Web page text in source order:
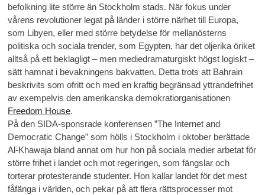
befolkning lite större än Stockholm stads. När fokus under
vårens revolutioner legat på länder i större närhet till Europa,
som Libyen, eller med större betydelse för mellanösterns
politiska och sociala trender, som Egypten, har det oljerika öriket
alltså på ett beklagligt – men mediedramaturgiskt högst logiskt –
sätt hamnat i bevakningens bakvatten. Detta trots att Bahrain
beskrivits som ofritt och med en kraftig begränsad yttrandefrihet
av exempelvis den amerikanska demokratiorganisationen
Freedom House.
På den SIDA-sponsrade konferensen ”The Internet and
Democratic Change” som hölls i Stockholm i oktober berättade
Al-Khawaja bland annat om hur hon på sociala medier arbetat för
större frihet i landet och mot regeringen, som fängslar och
torterar protesterande studenter. Hon kallar landet för det mest
fåfänga i världen, och pekar på att flera rättsprocesser mot